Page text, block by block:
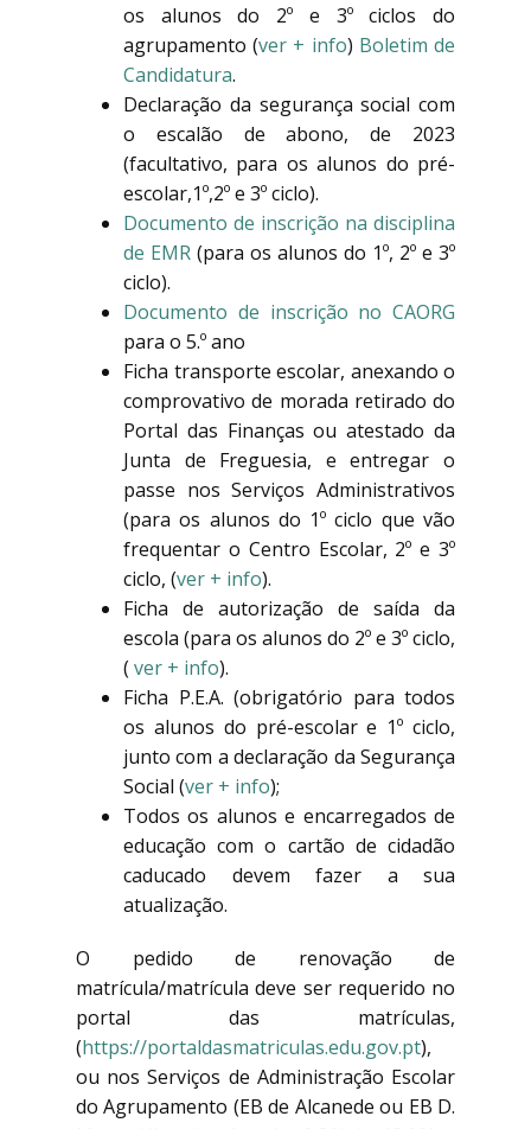
os alunos do 2º e 3º ciclos do
agrupamento (ver + info) Boletim de
Candidatura.
Declaração da segurança social com
o escalão de abono, de 2023
(facultativo, para os alunos do pré-
escolar,1º,2º e 3º ciclo).
Documento de inscrição na disciplina
de EMR (para os alunos do 1º, 2º e 3º
ciclo).
Documento de inscrição no CAORG
para o 5.º ano
Ficha transporte escolar, anexando o
comprovativo de morada retirado do
Portal das Finanças ou atestado da
Junta de Freguesia, e entregar o
passe nos Serviços Administrativos
(para os alunos do 1º ciclo que vão
frequentar o Centro Escolar, 2º e 3º
ciclo, (ver + info).
Ficha de autorização de saída da
escola (para os alunos do 2º e 3º ciclo,
( ver + info).
Ficha P.E.A. (obrigatório para todos
os alunos do pré-escolar e 1º ciclo,
junto com a declaração da Segurança
Social (ver + info);
Todos os alunos e encarregados de
educação com o cartão de cidadão
caducado devem fazer a sua
atualização.
O pedido de renovação de
matrícula/matrícula deve ser requerido no
portal das matrículas,
(https://portaldasmatriculas.edu.gov.pt),
ou nos Serviços de Administração Escolar
do Agrupamento (EB de Alcanede ou EB D.